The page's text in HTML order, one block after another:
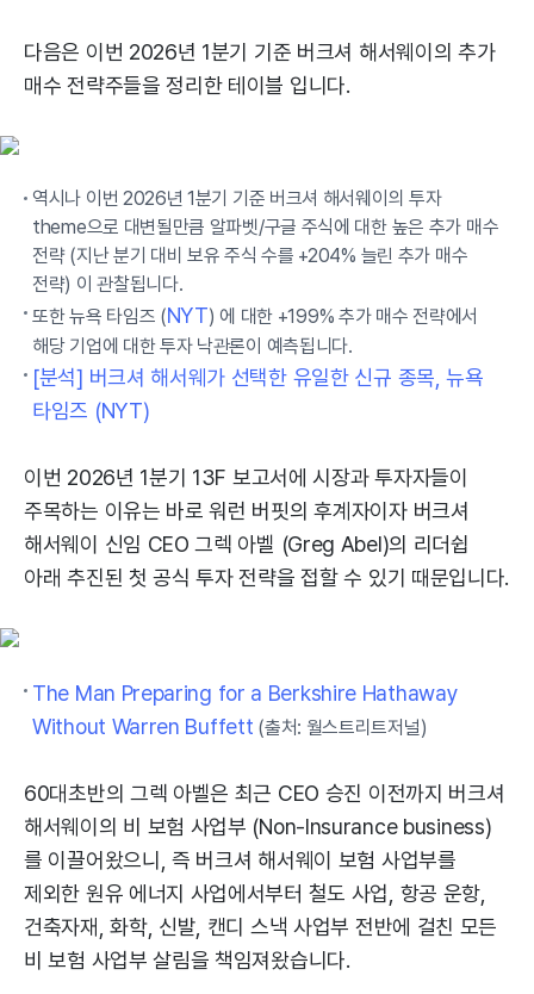
다음은 이번 2026년 1분기 기준 버크셔 해서웨이의 추가
매수 전략주들을 정리한 테이블 입니다.
역시나 이번 2026년 1분기 기준 버크셔 해서웨이의 투자
theme으로 대변될만큼 알파벳/구글 주식에 대한 높은 추가 매수
전략 (지난 분기 대비 보유 주식 수를 +204% 늘린 추가 매수
전략) 이 관찰됩니다.
또한 뉴욕 타임즈 (NYT) 에 대한 +199% 추가 매수 전략에서
해당 기업에 대한 투자 낙관론이 예측됩니다.
[분석] 버크셔 해서웨가 선택한 유일한 신규 종목, 뉴욕
타임즈 (NYT)
이번 2026년 1분기 13F 보고서에 시장과 투자자들이
주목하는 이유는 바로 워런 버핏의 후계자이자 버크셔
해서웨이 신임 CEO 그렉 아벨 (Greg Abel)의 리더쉽
아래 추진된 첫 공식 투자 전략을 접할 수 있기 때문입니다.
The Man Preparing for a Berkshire Hathaway
Without Warren Buffett (출처: 월스트리트저널)
60대초반의 그렉 아벨은 최근 CEO 승진 이전까지 버크셔
해서웨이의 비 보험 사업부 (Non-Insurance business)
를 이끌어왔으니, 즉 버크셔 해서웨이 보험 사업부를
제외한 원유 에너지 사업에서부터 철도 사업, 항공 운항,
건축자재, 화학, 신발, 캔디 스낵 사업부 전반에 걸친 모든
비 보험 사업부 살림을 책임져왔습니다.